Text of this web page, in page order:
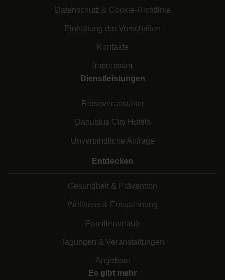
Datenschutz & Cookie-Richtlinie
Einhaltung der Vorschriften
Kontakte
Impressum
Dienstleistungen
Reiseveranstalter
Danubius City Hotels
Unverbindliche Anfrage
Entdecken
Gesundheit & Prävention
Wellness & Entspannung
Familienurlaub
Tagungen & Veranstaltungen
Angebote
Es gibt mehr